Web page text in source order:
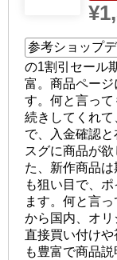
参考ショップ
の1割引セール
富。商品ペー
す。何と言っ
続きしてくれ
で、入金確認と
スグに商品が
た、新作商品
も狙い目で、
ます。何と言
から国内、オ
直接買い付け
も豊富で商品